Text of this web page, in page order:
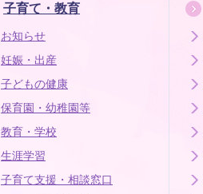
子育て・教育
お知らせ
妊娠・出産
子どもの健康
保育園・幼稚園等
教育・学校
生涯学習
子育て支援・相談窓口